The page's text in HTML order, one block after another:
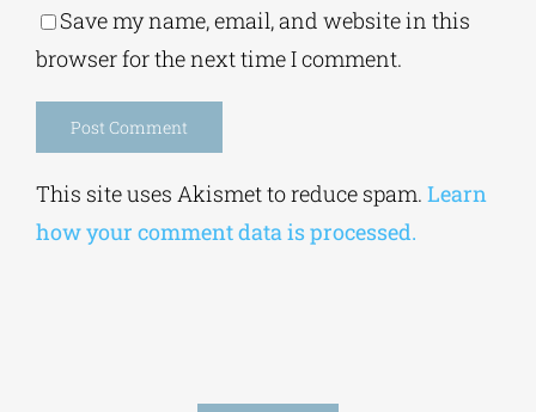
Save my name, email, and website in this
browser for the next time I comment.
This site uses Akismet to reduce spam. Learn
how your comment data is processed.